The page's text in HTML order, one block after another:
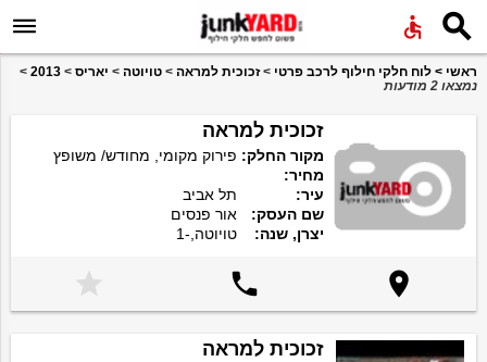
 
ראשי > לוח חלקי חילוף לרכב פרטי >זכוכית למראה > טויוטה > יאריס >
2013
>
נמצאו 2 מודעות
זכוכית למראה
מקור החלק: פירוק מקומי, מחודש/ משופץ
מחיר:
עיר:
תל אביב
שם העסק:
אור פנסים
יצרן, שנה:
טויוטה,-1



זכוכית למראה